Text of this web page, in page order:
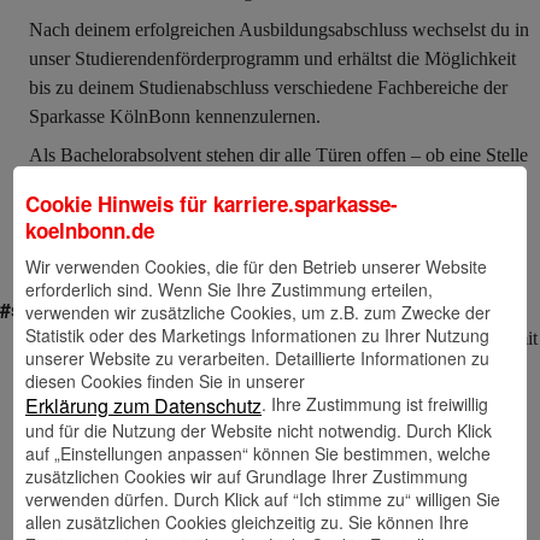
Nach deinem erfolgreichen Ausbildungsabschluss wechselst du in
unser Studierendenförderprogramm und erhältst die Möglichkeit
bis zu deinem Studienabschluss verschiedene Fachbereiche der
Sparkasse KölnBonn kennenzulernen.
Als Bachelorabsolvent stehen dir alle Türen offen – ob eine Stelle
qualifizierten Vertrieb, ein vertiefendes Traineeprogramm oder
doch noch ein Masterstudium? Du hast die Wahl!
#superjeil – das bieten wir dir
#work-life-balance– du profitierst von variablen Arbeitszeiten mit
Arbeitszeiterfassung und 30 Urlaubstagen, um dein Leben auch
außerhalb der Ausbildung und des Studiums zu genießen.
#zusammenhalt– wir leben eine offene und wertschätzende
Unternehmenskultur, in der selbstständiges Arbeiten und die
kompetente Unterstützung eines dynamischen Teams Hand in
Hand gehen.
Cookie Hinweis für karriere.sparkasse-
koelnbonn.de
Wir verwenden Cookies, die für den Betrieb unserer Website
erforderlich sind. Wenn Sie Ihre Zustimmung erteilen,
verwenden wir zusätzliche Cookies, um z.B. zum Zwecke der
Statistik oder des Marketings Informationen zu Ihrer Nutzung
unserer Website zu verarbeiten. Detaillierte Informationen zu
diesen Cookies finden Sie in unserer
Erklärung zum Datenschutz. Ihre Zustimmung ist freiwillig
und für die Nutzung der Website nicht notwendig. Durch Klick
auf „Einstellungen anpassen“ können Sie bestimmen, welche
zusätzlichen Cookies wir auf Grundlage Ihrer Zustimmung
verwenden dürfen. Durch Klick auf “Ich stimme zu“ willigen Sie
allen zusätzlichen Cookies gleichzeitig zu. Sie können Ihre